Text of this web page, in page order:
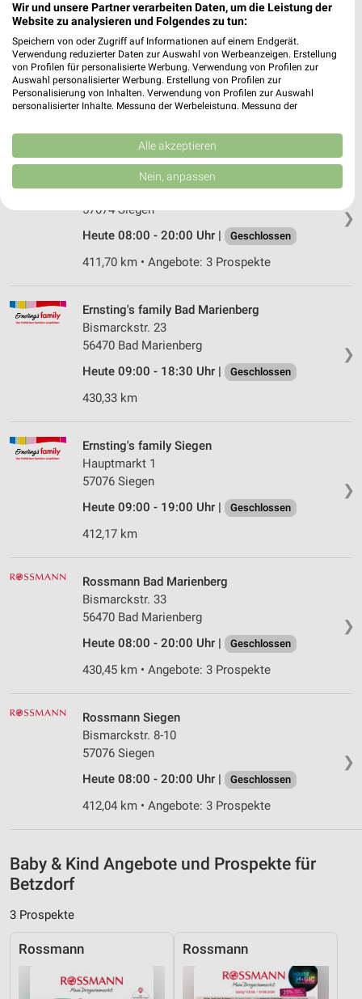
Rossmann Siegen
Sandstr. 163
57072 Siegen
Heute 08:00 - 20:00 Uhr | Geschlossen
❯
Rossmann Siegen
Hauptstr. 48-52
57074 Siegen
Heute 08:00 - 20:00 Uhr |
Geschlossen
411,70 km • Angebote: 3 Prospekte
❯
Ernsting's family Bad Marienberg
Bismarckstr. 23
56470 Bad Marienberg
Heute 09:00 - 18:30 Uhr |
Geschlossen
430,33 km
❯
Ernsting's family Siegen
Hauptmarkt 1
57076 Siegen
Heute 09:00 - 19:00 Uhr |
Geschlossen
412,17 km
❯
Rossmann Bad Marienberg
Bismarckstr. 33
56470 Bad Marienberg
Heute 08:00 - 20:00 Uhr |
Geschlossen
430,45 km • Angebote: 3 Prospekte
❯
Rossmann Siegen
Bismarckstr. 8-10
57076 Siegen
Heute 08:00 - 20:00 Uhr |
Geschlossen
412,04 km • Angebote: 3 Prospekte
Baby & Kind Angebote und Prospekte für
Betzdorf
3 Prospekte
Rossmann Rossmann
Wir und unsere Partner verarbeiten Daten, um die Leistung der
Website zu analysieren und Folgendes zu tun:
Speichern von oder Zugriff auf Informationen auf einem Endgerät.
Verwendung reduzierter Daten zur Auswahl von Werbeanzeigen. Erstellung
von Profilen für personalisierte Werbung. Verwendung von Profilen zur
Auswahl personalisierter Werbung. Erstellung von Profilen zur
Personalisierung von Inhalten. Verwendung von Profilen zur Auswahl
personalisierter Inhalte. Messung der Werbeleistung. Messung der
Kombinationen von Daten aus verschiedenen Quellen. Entwicklung und
Verbesserung der Angebote. Verwendung reduzierter Daten zur Auswahl
von Inhalten.
Daten können außerhalb der Europäischen Union weitergegeben und in die
USA gesendet werden.
Website/App.
Partnerliste anzeigen (1 IAB-Anbieter)
Wir nutzen Ihre Daten für folgende Zwecke:
Speichern von oder Zugriff auf Informationen
auf einem Endgerät
Verwendung reduzierter Daten zur Auswahl von
Erstellung von Profilen für personalisierte
Verwendung von Profilen zur Auswahl
personalisierter Werbung
Erstellung von Profilen zur Personalisierung
von Inhalten
Verwendung von Profilen zur Auswahl
Messung der Werbeleistung
Messung der Performance von Inhalten
Analyse von Zielgruppen durch Statistiken oder
Kombinationen von Daten aus verschiedenen
Entwicklung und Verbesserung der Angebote
Verwendung reduzierter Daten zur Auswahl von
IAB-Besonderheiten:
Verwendung genauer Standortdaten
Informationen identifizieren
Nicht-IAB-Verarbeitungszwecke:
Notwendig
Alle akzeptieren
Nein, anpassen